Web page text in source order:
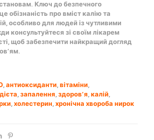
Ключ до безпечного
обізнаність про вміст калію та
особливо для людей із чутливими
консультуйтеся зі своїм лікарем
щоб забезпечити найкращий догляд
,антиоксиданти,вітаміни,
дієта,запалення,здоров’я,калій,
,холестерин,хронічна хвороба нирок